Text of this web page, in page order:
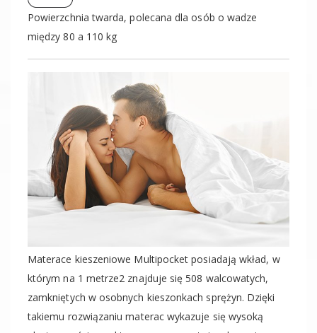
Powierzchnia twarda, polecana dla osób o wadze
między 80 a 110 kg
Materace kieszeniowe Multipocket posiadają wkład, w
którym na 1 metrze2 znajduje się 508 walcowatych,
zamkniętych w osobnych kieszonkach sprężyn. Dzięki
takiemu rozwiązaniu materac wykazuje się wysoką